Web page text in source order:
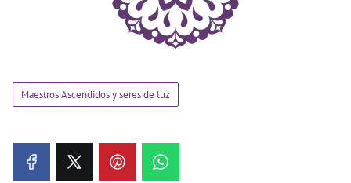
Maestros Ascendidos y seres de luz